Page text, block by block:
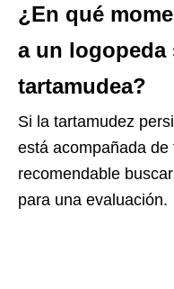
¿En qué
a un
tartamudea?
Si la tartamudez
está acompañada
recomendable
para una evaluación.